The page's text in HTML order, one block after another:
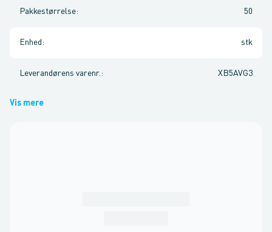
Pakkestørrelse: 50
Enhed : stk
Leverandørens varenr. : XB5AVG3
Vis mere